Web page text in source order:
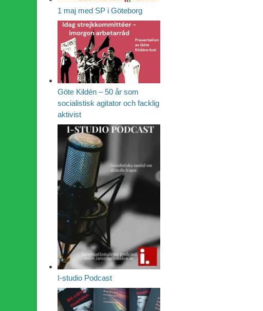
1 maj med SP i Göteborg
Göte Kildén – 50 år som
socialistisk agitator och facklig
aktivist
I-studio Podcast